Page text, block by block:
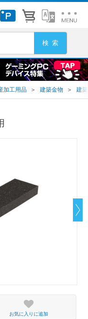
加工用品 ＞ 建築金物 ＞ 建
お気に入りに追加